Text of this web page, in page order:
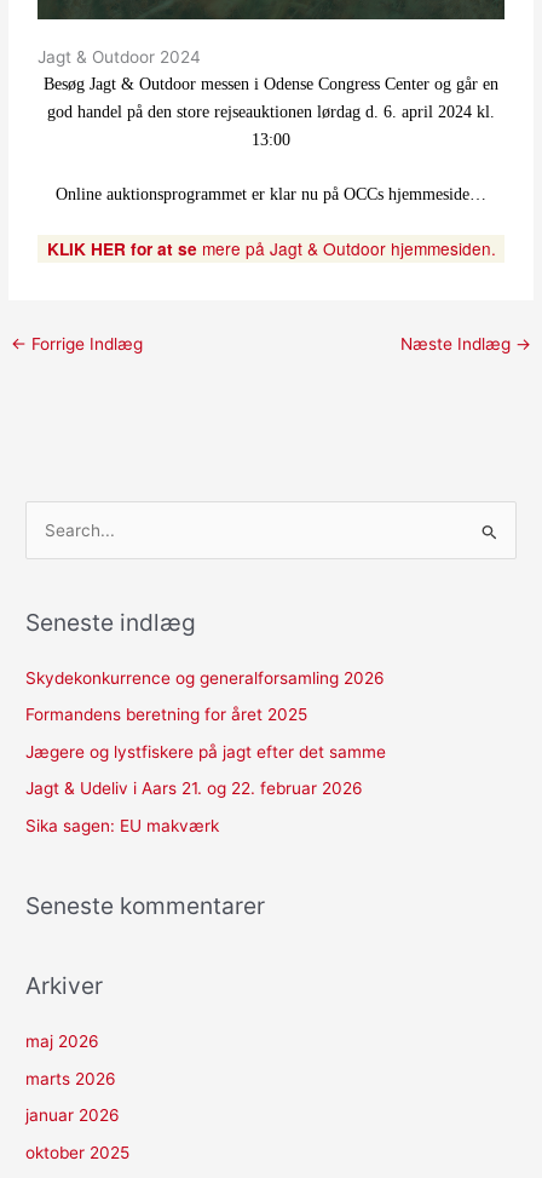
Jagt & Outdoor 2024
Besøg Jagt & Outdoor messen i Odense Congress Center og går en
god handel på den store rejseauktionen lørdag d. 6. april 2024 kl.
13:00
Online auktionsprogrammet er klar nu på OCCs hjemmeside…
KLIK HER for at se mere på Jagt & Outdoor hjemmesiden.
← Forrige Indlæg Næste Indlæg →
e
r
:
Seneste indlæg
Skydekonkurrence og generalforsamling 2026
Formandens beretning for året 2025
Jægere og lystfiskere på jagt efter det samme
Jagt & Udeliv i Aars 21. og 22. februar 2026
Sika sagen: EU makværk
Seneste kommentarer
Arkiver
maj 2026
marts 2026
januar 2026
oktober 2025